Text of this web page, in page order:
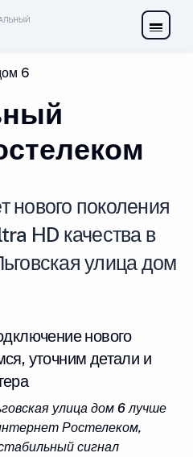
6
нового поколения
HD качества в
улица дом
нового
уточним детали и
улица дом 6 лучше
Ростелеком,
сигнал